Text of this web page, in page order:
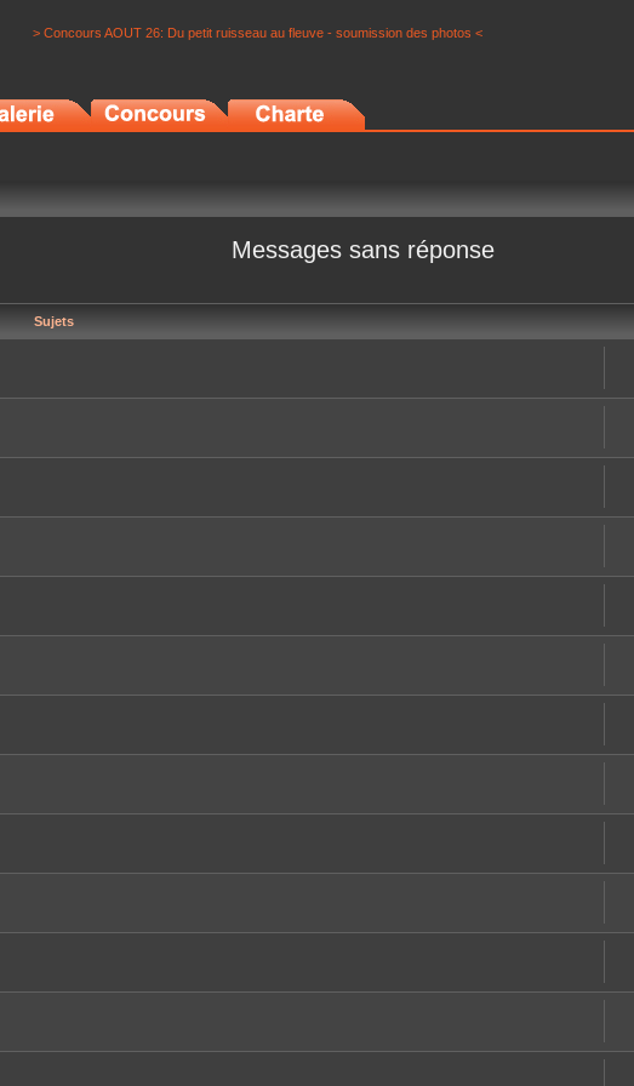
> Concours AOUT 26: Du petit ruisseau au fleuve - soumission des photos <
Messages sans réponse
Sujets